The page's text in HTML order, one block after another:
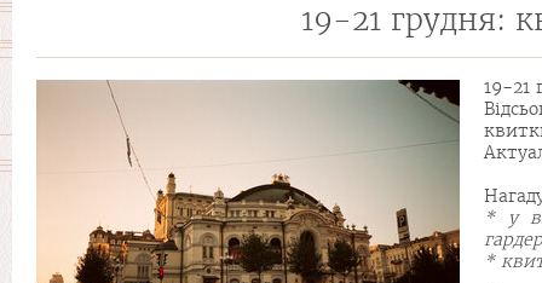
19-21 грудня:
19-21
* у
*